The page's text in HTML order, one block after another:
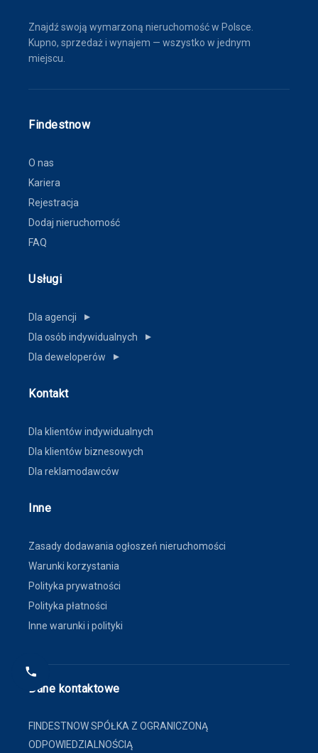
Znajdź swoją wymarzoną nieruchomość w Polsce.
Kupno, sprzedaż i wynajem — wszystko w jednym
miejscu.
Findestnow
O nas
Kariera
Rejestracja
Dodaj nieruchomość
FAQ
Usługi
Dla agencji ▼
Dla osób indywidualnych ▼
Dla deweloperów ▼
Kontakt
Dla klientów indywidualnych
Dla klientów biznesowych
Dla reklamodawców
Inne
Zasady dodawania ogłoszeń nieruchomości
Warunki korzystania
Polityka prywatności
Polityka płatności
Inne warunki i polityki
Dane kontaktowe
FINDESTNOW SPÓŁKA Z OGRANICZONĄ
ODPOWIEDZIALNOŚCIĄ